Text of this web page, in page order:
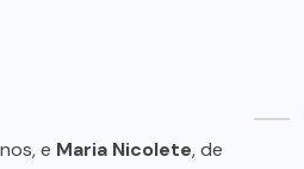
e Maria Nicolete, de